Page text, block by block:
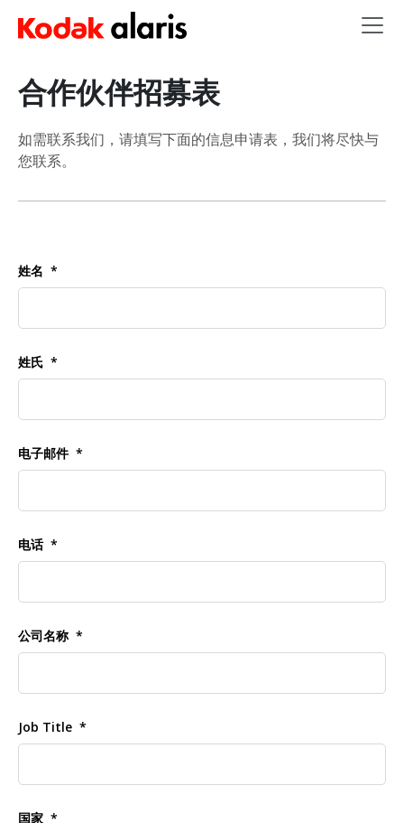
Skip to main content
合作伙伴招募表
如需联系我们，请填写下面的信息申请表，我们将尽快与
您联系。
姓名
姓氏
电子邮件
电话
公司名称
Job Title
国家